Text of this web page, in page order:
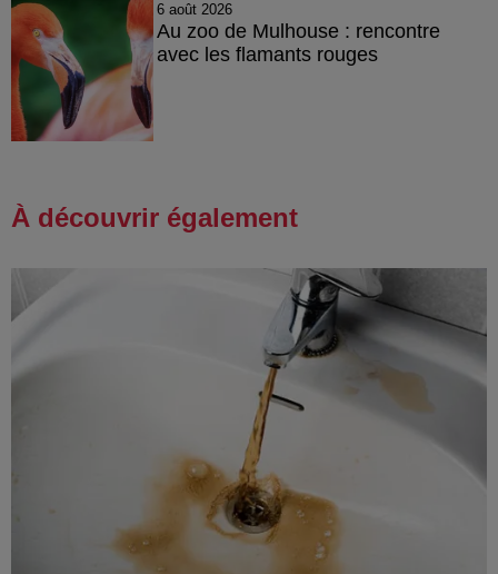
6 août 2026
Au zoo de Mulhouse : rencontre
avec les flamants rouges
À découvrir également